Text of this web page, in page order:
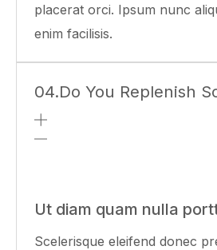
placerat orci. Ipsum nunc
enim facilisis.
04.Do You Replenish
Ut diam quam nulla
Scelerisque eleifend donec